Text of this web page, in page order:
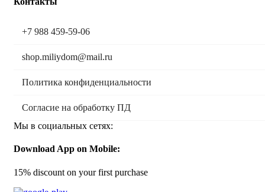
+7 988 459-59-06
shop.miliydom@mail.ru
Политика конфиденциальности
Согласие на обработку ПД
Мы в социальных сетях:
Download App on Mobile:
15% discount on your first purchase